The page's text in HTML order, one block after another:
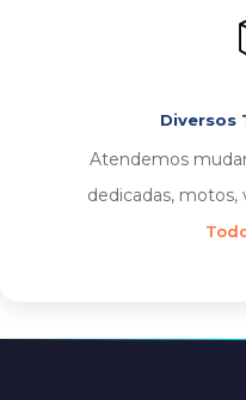
Diversos
Atendemos
dedicadas, motos,